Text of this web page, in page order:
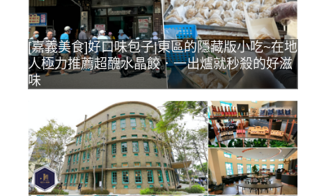
[嘉義美食]好口味包子|東區的隱藏版小吃~在地
人極力推薦超醜水晶餃．一出爐就秒殺的好滋
味